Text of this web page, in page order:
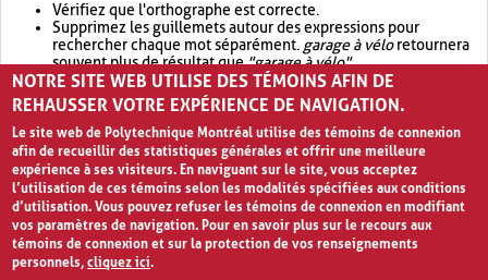
Vérifiez que l'orthographe est correcte.
Supprimez les guillemets autour des expressions pour
rechercher chaque mot séparément. garage à véloretournera
souvent plus de résultat que"garage à vélo".
Envisagez d'élargir votre recherche avec OR.garage OR vélo
retournera souvent plus de résultat quegarage à vélo
NOTRE SITE WEB UTILISE DES TÉMOINS AFIN DE
REHAUSSER VOTRE EXPÉRIENCE DE NAVIGATION.
Le site web de Polytechnique Montréal utilise des témoins de connexion
afin de recueillir des statistiques générales et offrir une meilleure
expérience à ses visiteurs. En naviguant sur le site, vous acceptez
l’utilisation de ces témoins selon les modalités spécifiées aux conditions
d’utilisation. Vous pouvez refuser les témoins de connexion en modifiant
vos paramètres de navigation. Pour en savoir plus sur le recours aux
témoins de connexion et sur la protection de vos renseignements
personnels,cliquez ici.